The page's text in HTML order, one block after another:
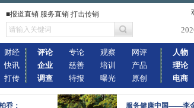
■报道直销 服务直销 打击传销
财经
快讯
打传
评论
企业
调查
专论
慈善
特报
观察
培训
曝光
网评
产品
原创
人物
理论
电商
乔：
服务健康中国——李